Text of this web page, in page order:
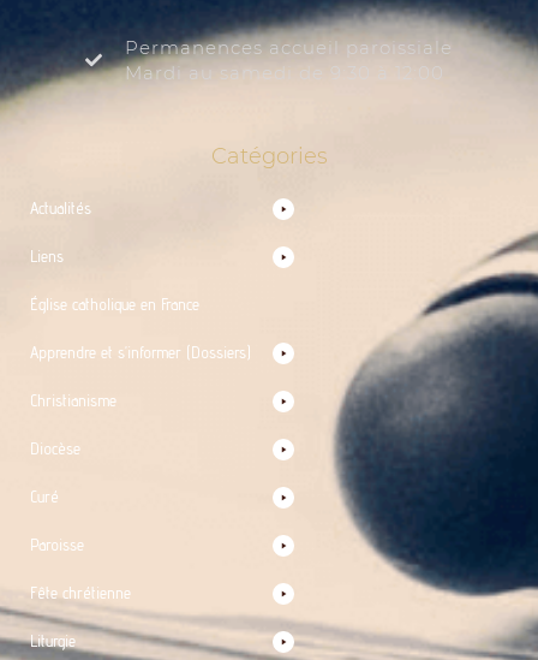
Permanences accueil paroissiale
Mardi au samedi de 9:30 à 12:00
Catégories
Actualités
Liens
Église catholique en France
Apprendre et s’informer (Dossiers)
Christianisme
Diocèse
Curé
Paroisse
Fête chrétienne
Liturgie